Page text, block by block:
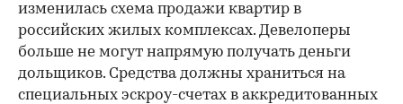
изменилась схема продажи квартир в
российских жилых комплексах. Девелоперы
больше не могут напрямую получать деньги
дольщиков. Средства должны храниться на
специальных эскроу-счетах в аккредитованных